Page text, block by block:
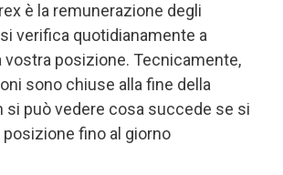
è la remunerazione degli
verifica quotidianamente a
vostra posizione. Tecnicamente,
sono chiuse alla fine della
si può vedere cosa succede se si
fino al giorno